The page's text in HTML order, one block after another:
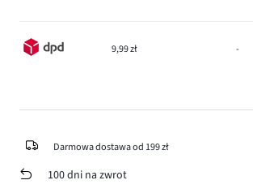
9,99 zł -
Darmowa dostawa od 199 zł
100 dni na zwrot